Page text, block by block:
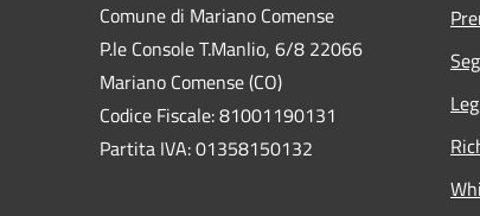
Comune di Mariano Comense
P.le Console T.Manlio, 6/8 22066
Mariano Comense (CO)
Codice Fiscale: 81001190131
Partita IVA: 01358150132